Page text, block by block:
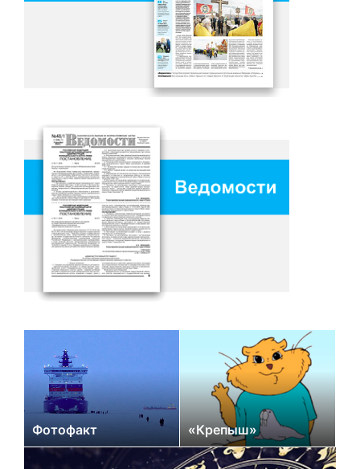
Фотофакт «Крепыш»